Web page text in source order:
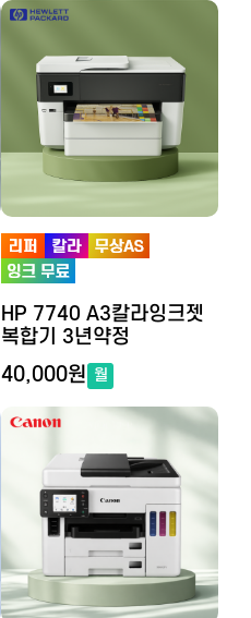
HP 7740 A3칼라잉크젯
복합기 3년약정
40,000원 월